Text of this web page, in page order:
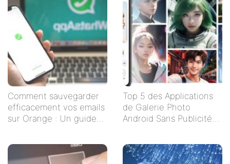
Comment sauvegarder
efficacement vos emails
sur Orange : Un guide
Top 5 des Applications
de Galerie Photo
Android Sans Publicités